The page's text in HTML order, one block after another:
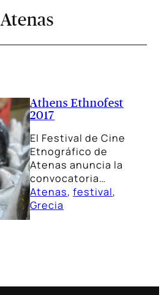
Atenas
Athens Ethnofest
2017
El Festival de Cine
Etnográfico de
Atenas anuncia la
convocatoria…
Atenas, festival
Grecia